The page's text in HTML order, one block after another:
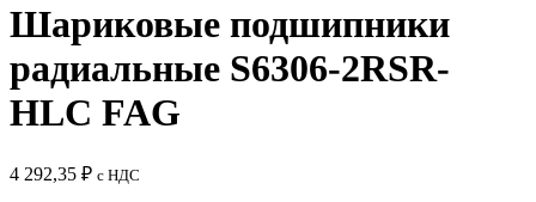
Шариковые подшипники
радиальные S6306-2RSR-
HLC FAG
4 292,35 ₽ с НДС